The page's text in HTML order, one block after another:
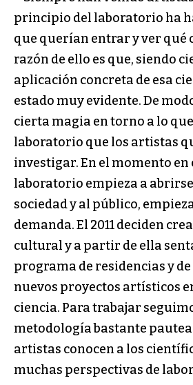
principio del laboratorio ha
que querían entrar y ver qué
razón de ello es que, siendo
aplicación concreta de esa
estado muy evidente. De
cierta magia en torno a lo
laboratorio que los artistas
investigar. En el momento en
laboratorio empieza a
sociedad y al público,
demanda. El 2011 deciden
cultural y a partir de ella
programa de residencias y
nuevos proyectos artísticos
ciencia. Para trabajar
metodología bastante
artistas conocen a los
muchas perspectivas de